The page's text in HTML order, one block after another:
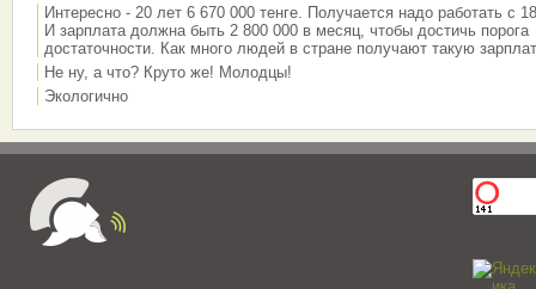
Интересно - 20 лет 6 670 000 тенге. Получается надо работать с
И зарплата должна быть 2 800 000 в месяц, чтобы достичь порога
достаточности. Как много людей в стране получают такую
Не ну, а что? Круто же! Молодцы!
Экологично